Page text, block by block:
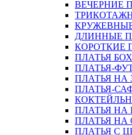
ВЕЧЕРНИЕ
ДЛИННЫЕ
КОРОТКИЕ
ПЛАТЬЯ
ПЛАТЬЯ-
ПЛАТЬЯ НА
ПЛАТЬЯ-
ПЛАТЬЯ
ПЛАТЬЯ НА
ПЛАТЬЯ С